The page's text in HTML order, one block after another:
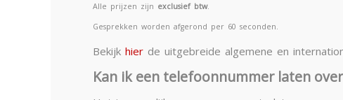
Alle prijzen zijn exclusief btw.
Gesprekken worden afgerond per 60 seconden.
Bekijk hier de uitgebreide algemene en
Kan ik een telefoonnummer laten